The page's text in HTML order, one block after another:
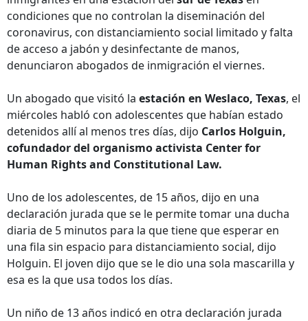
condiciones que no controlan la diseminación del
coronavirus, con distanciamiento social limitado y falta
de acceso a jabón y desinfectante de manos,
denunciaron abogados de inmigración el viernes.
Un abogado que visitó la estación en Weslaco, Texas, el
miércoles habló con adolescentes que habían estado
detenidos allí al menos tres días, dijo Carlos Holguin,
cofundador del organismo activista Center for
Human Rights and Constitutional Law.
Uno de los adolescentes, de 15 años, dijo en una
declaración jurada que se le permite tomar una ducha
diaria de 5 minutos para la que tiene que esperar en
una fila sin espacio para distanciamiento social, dijo
Holguin. El joven dijo que se le dio una sola mascarilla y
esa es la que usa todos los días.
Un niño de 13 años indicó en otra declaración jurada